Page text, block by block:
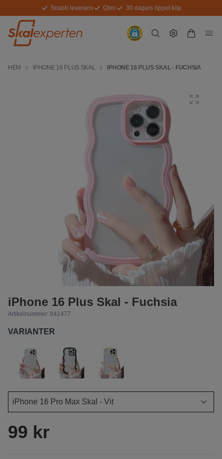
Snabb leverans Qliro 30 dagars öppet köp
HEM IPHONE 16 PLUS SKAL IPHONE 16 PLUS SKAL - FUCHSIA
iPhone 16 Plus Skal - Fuchsia
Artikelnummer: 841477
VARIANTER
99 kr